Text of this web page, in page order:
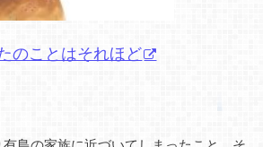
のことはそれほど